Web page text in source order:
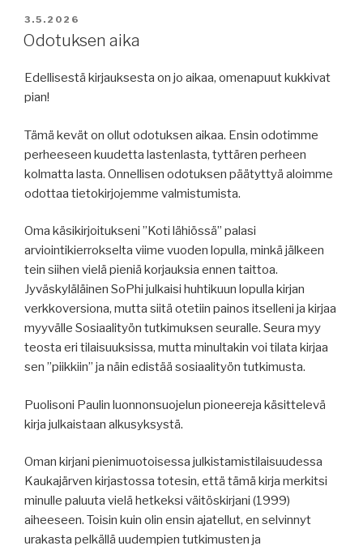
JULKAISTU
3.5.2026
Odotuksen aika
Edellisestä kirjauksesta on jo aikaa, omenapuut kukkivat
pian!
Tämä kevät on ollut odotuksen aikaa. Ensin odotimme
perheeseen kuudetta lastenlasta, tyttären perheen
kolmatta lasta. Onnellisen odotuksen päätyttyä aloimme
odottaa tietokirjojemme valmistumista.
Oma käsikirjoitukseni ”Koti lähiössä” palasi
arviointikierrokselta viime vuoden lopulla, minkä jälkeen
tein siihen vielä pieniä korjauksia ennen taittoa.
Jyväskyläläinen SoPhi julkaisi huhtikuun lopulla kirjan
verkkoversiona, mutta siitä otetiin painos itselleni ja kirjaa
myyvälle Sosiaalityön tutkimuksen seuralle. Seura myy
teosta eri tilaisuuksissa, mutta minultakin voi tilata kirjaa
sen ”piikkiin” ja näin edistää sosiaalityön tutkimusta.
Puolisoni Paulin luonnonsuojelun pioneereja käsittelevä
kirja julkaistaan alkusyksystä.
Oman kirjani pienimuotoisessa julkistamistilaisuudessa
Kaukajärven kirjastossa totesin, että tämä kirja merkitsi
minulle paluuta vielä hetkeksi väitöskirjani (1999)
aiheeseen. Toisin kuin olin ensin ajatellut, en selvinnyt
urakasta pelkällä uudempien tutkimusten ja